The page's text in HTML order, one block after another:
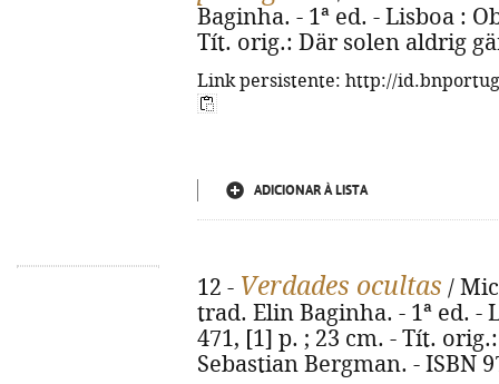
Baginha. - 1ª ed. - Lisboa :
Tít. orig.: Där solen aldrig
Link persistente: http://
ADICIONAR À LISTA
12 - Verdades ocultas /
trad. Elin Baginha. - 1ª ed. -
471, [1] p. ; 23 cm. - Tít.
Sebastian Bergman. - ISBN